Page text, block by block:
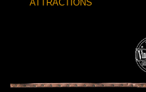
ATTRACTIONS